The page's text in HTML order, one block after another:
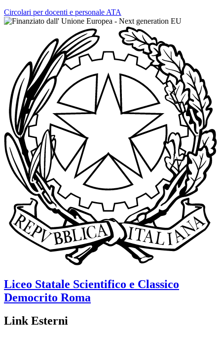
Circolari per docenti e personale ATA
Liceo Statale Scientifico e Classico
Democrito Roma
Link Esterni